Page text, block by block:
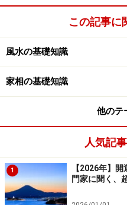
こだわりの小物で
ステーショナリーやイン
仕事が断然楽しくなりま
ン、お気に入りの物を使
この記事に
風水の基礎知識
家相の基礎知識
他のテ
人気記
1
【2026年】
門家に聞く、